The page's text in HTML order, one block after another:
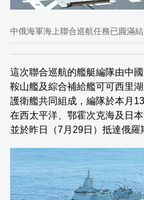
中俄海軍海上聯合巡航任務已圓滿結
這次聯合巡航的艦艇編隊由中
鞍山艦及綜合補給艦可可西里
護衛艦共同組成，編隊於本月
在西太平洋、鄂霍次克海及日
並於昨日（7月29日）抵達俄羅